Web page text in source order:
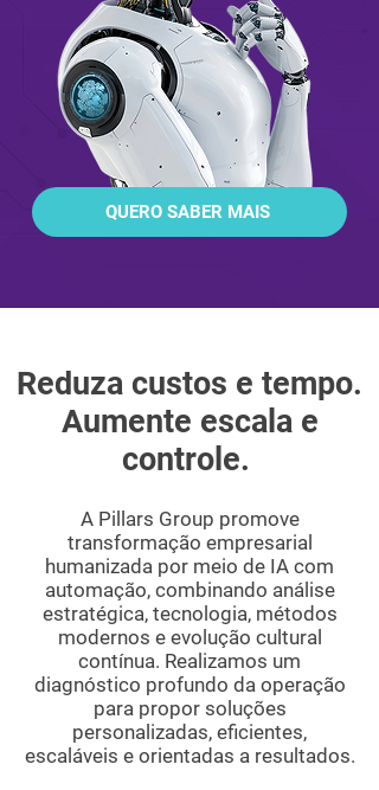
QUERO SABER MAIS
Reduza custos e tempo.
Aumente escala e
controle.
A Pillars Group promove
transformação empresarial
humanizada por meio de IA com
automação, combinando análise
estratégica, tecnologia, métodos
modernos e evolução cultural
contínua. Realizamos um
diagnóstico profundo da operação
para propor soluções
personalizadas, eficientes,
escaláveis e orientadas a resultados.